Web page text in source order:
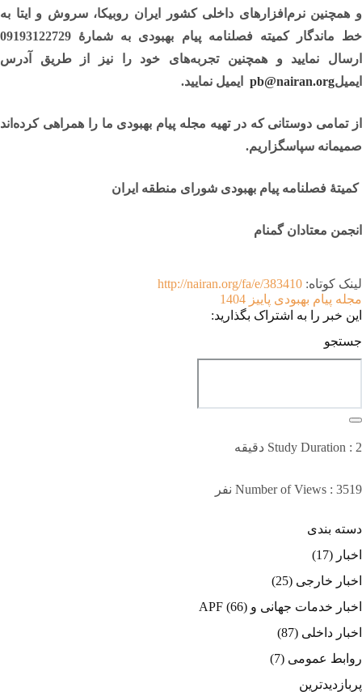
و همچنین نرم‌افزارهای داخلی کشور ایران روبیکا، سروش و ایتا به
خط ماندگار کمیته فصلنامه پیام بهبودی به شمارۀ 09193122729
ارسال نمایید و همچنین تجربه‌های خود را نیز از طریق آدرس
ایمیلpb@nairan.org ایمیل نمایید.
از تمامی دوستانی که در تهیه مجله پیام بهبودی ما را همراهی کرده‌اند
صمیمانه سپاسگزاریم.
کمیتۀ فصلنامه پیام بهبودی شورای منطقه ایران
انجمن معتادان گمنام
لینک کوتاه: http://nairan.org/fa/e/383410
مجله پیام بهبودی پاییز 1404
این خبر را به اشتراک بگذارید:
جستجو
Study Duration : 2 دقیقه
Number of Views : 3519 نفر
دسته بندی
اخبار (17)
اخبار خارجی (25)
اخبار خدمات جهانی و APF (66)
اخبار داخلی (87)
روابط عمومی (7)
پربازدیدترین